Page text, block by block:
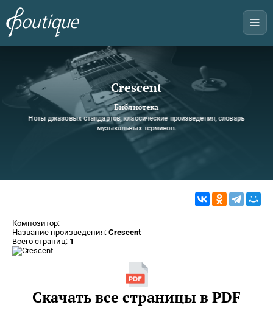
Crescent
Библиотека
Ноты джазовых стандартов, классические произведения, словарь
музыкальных терминов.
Композитор:
Название произведения: Crescent
Всего страниц: 1
Скачать все страницы в PDF